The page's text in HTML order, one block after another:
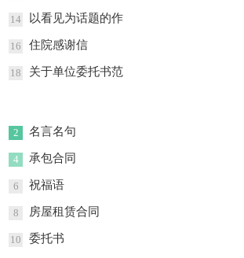
14
以看见为话题的作
文
16 住院感谢信
18
关于单位委托书范
2 名言名句
4 承包合同
6 祝福语
8 房屋租赁合同
10 委托书